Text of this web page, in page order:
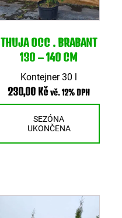
THUJA OCC . BRABANT
130 – 140 CM
Kontejner 30 l
230,00 Kč vč. 12% DPH
SEZÓNA
UKONČENA